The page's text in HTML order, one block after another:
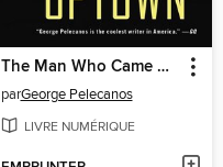
The Man Who Came Uptown
parGeorge Pelecanos
LIVRE NUMÉRIQUE